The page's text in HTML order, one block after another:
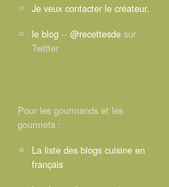
Je veux contacter le créateur.
le blog -- @recettesde sur
Twitter
Pour les gourmands et les
gourmets :
La liste des blogs cuisine en
français